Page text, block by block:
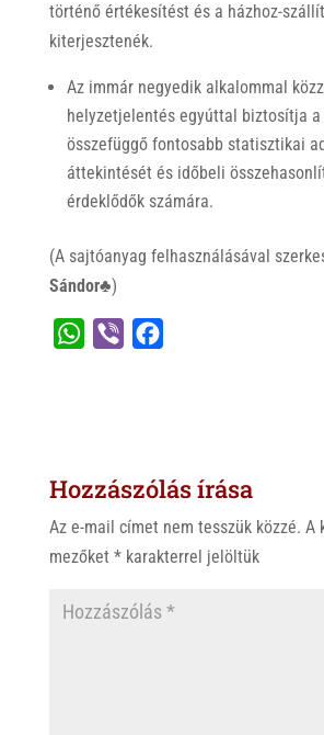
történő értékesítést és a házhoz-
kiterjesztenék.
Az immár negyedik alkalommal
helyzetjelentés egyúttal biztosítja a
összefüggő fontosabb statisztikai
áttekintését és időbeli
érdeklődők számára.
(A sajtóanyag felhasználásával
Sándor♣)
A
p
o
k
Hozzászólás írása
Az e-mail címet nem tesszük közzé. A
mezőket *karakterrel jelöltük